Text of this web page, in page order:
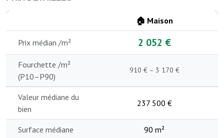
🏠 Maison
Prix médian /m² 2 052 €
Fourchette /m²
(P10–P90)
910 € – 3 170 €
Valeur médiane du
bien
237 500 €
Surface médiane 90 m²